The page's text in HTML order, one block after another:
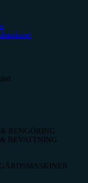
RENGÖRING
BEVATTNING